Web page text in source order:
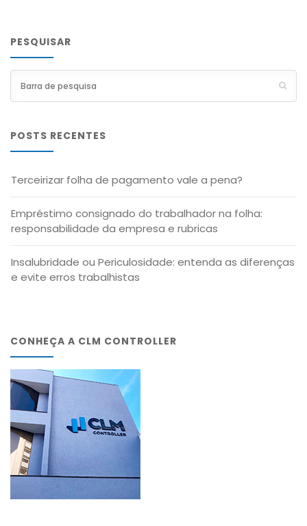
PESQUISAR
POSTS RECENTES
Terceirizar folha de pagamento vale a pena?
Empréstimo consignado do trabalhador na folha:
responsabilidade da empresa e rubricas
Insalubridade ou Periculosidade: entenda as diferenças
e evite erros trabalhistas
CONHEÇA A CLM CONTROLLER